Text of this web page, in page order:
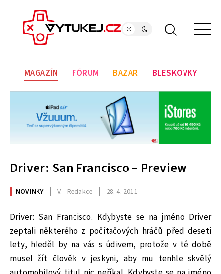
MAGAZÍN FÓRUM BAZAR BLESKOVKY
Driver: San Francisco – Preview
NOVINKY V. - Redakce 28. 4. 2011
Driver: San Francisco. Kdybyste se na jméno Driver
zeptali některého z počítačových hráčů před deseti
lety, hleděl by na vás s údivem, protože v té době
musel žít člověk v jeskyni, aby mu tenhle skvělý